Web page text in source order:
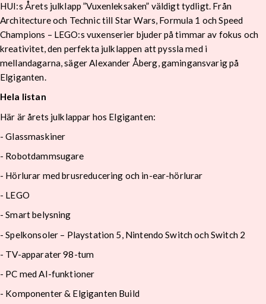
HUI:s Årets julklapp ”Vuxenleksaken” väldigt tydligt. Från
Architecture och Technic till Star Wars, Formula 1 och Speed
Champions – LEGO:s vuxenserier bjuder på timmar av fokus och
kreativitet, den perfekta julklappen att pyssla med i
mellandagarna, säger Alexander Åberg, gamingansvarig på
Elgiganten.
Hela listan
Här är årets julklappar hos Elgiganten:
- Glassmaskiner
- Robotdammsugare
- Hörlurar med brusreducering och in-ear-hörlurar
- LEGO
- Smart belysning
- Spelkonsoler – Playstation 5, Nintendo Switch och Switch 2
- TV-apparater 98-tum
- PC med AI-funktioner
- Komponenter & Elgiganten Build